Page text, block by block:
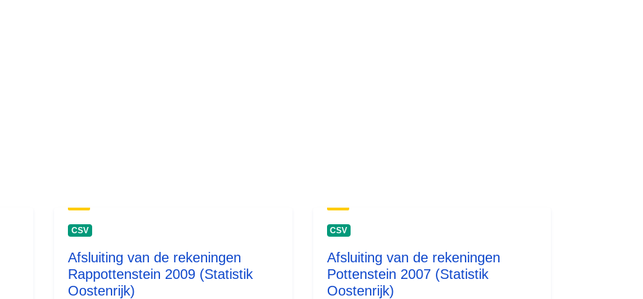
CSV
Afsluiting van de rekeningen
Rappottenstein 2009 (Statistik
Oostenrijk)
CSV
Afsluiting van de rekeningen
Pottenstein 2007 (Statistik
Oostenrijk)